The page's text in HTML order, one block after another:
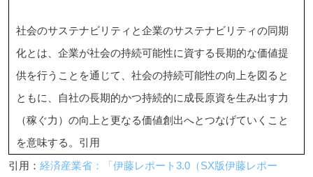
社会のサステナビリティと企業のサステナビリティの同期
化とは、企業が社会の持続可能性に資する長期的な価値提
供を行うことを通じて、社会の持続可能性の向上を図ると
ともに、自社の長期的かつ持続的に成長原資を生み出す力
（稼ぐ力）の向上と更なる価値創出へとつなげていくこと
を意味する。引用
引用： 経済産業省：「伊藤レポート3.0（SX版伊藤レポー